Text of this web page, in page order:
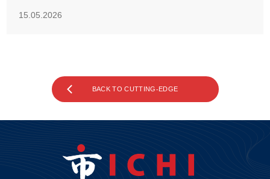
15.05.2026
BACK TO CUTTING-EDGE